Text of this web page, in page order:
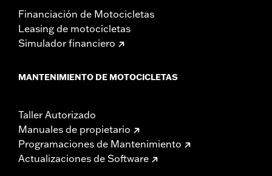
Financiación de Motocicletas
Leasing de motocicletas
Simulador financiero
MANTENIMIENTO DE MOTOCICLETAS
Taller Autorizado
Manuales de propietario
Programaciones de Mantenimiento
Actualizaciones de Software